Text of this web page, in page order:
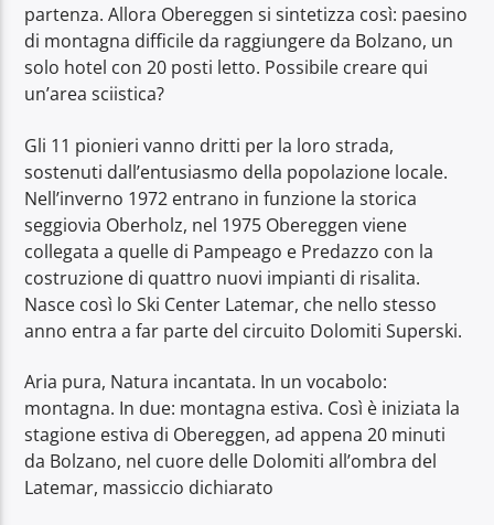
partenza. Allora Obereggen si sintetizza così: paesino
di montagna difficile da raggiungere da Bolzano, un
solo hotel con 20 posti letto. Possibile creare qui
un’area sciistica?
Gli 11 pionieri vanno dritti per la loro strada,
sostenuti dall’entusiasmo della popolazione locale.
Nell’inverno 1972 entrano in funzione la storica
seggiovia Oberholz, nel 1975 Obereggen viene
collegata a quelle di Pampeago e Predazzo con la
costruzione di quattro nuovi impianti di risalita.
Nasce così lo Ski Center Latemar, che nello stesso
anno entra a far parte del circuito Dolomiti Superski.
Aria pura, Natura incantata. In un vocabolo:
montagna. In due: montagna estiva. Così è iniziata la
stagione estiva di Obereggen, ad appena 20 minuti
da Bolzano, nel cuore delle Dolomiti all’ombra del
Latemar, massiccio dichiarato